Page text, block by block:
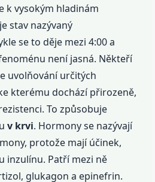
k vysokým hladinám
stav nazývaný
se to děje mezi 4:00 a
není jasná. Někteří
uvolňování určitých
kterému dochází přirozeně,
To způsobuje
v krvi. Hormony se nazývají
protože mají účinek,
inzulínu. Patří mezi ně
glukagon a epinefrin.